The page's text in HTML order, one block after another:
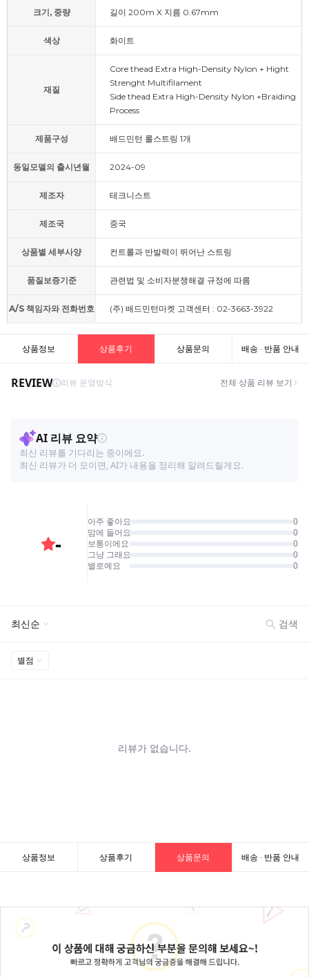
크기, 중량 길이 200m X 지름 0.67mm
색상 화이트
재질
Core thead Extra High-Density Nylon + Hight
Strenght Multifilament
Side thead Extra High-Density Nylon +Braiding
Process
제품구성 배드민턴 롤스트링 1개
동일모델의 출시년월 2024-09
제조자 테크니스트
제조국 중국
상품별 세부사양 컨트롤과 반발력이 뛰어난 스트링
품질보증기준 관련법 및 소비자분쟁해결 규정에 따름
A/S 책임자와 전화번호 (주) 배드민턴마켓 고객센터 : 02-3663-3922
상품정보 상품후기 상품문의 배송 · 반품 안내
상품정보 상품후기 상품문의 배송 · 반품 안내